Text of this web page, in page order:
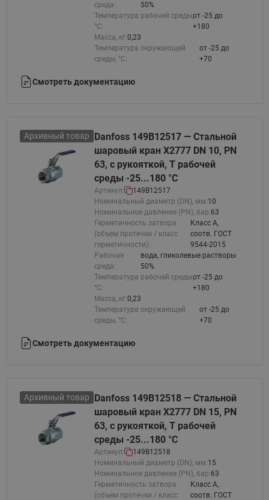
среда:
50%
Температура рабочей среды,
°С:
от -25 до
+180
Масса, кг:0,23
Температура окружающей
среды, °С:
от -25 до
+70
Смотреть документацию
Архивный товар
Danfoss 149B12517 — Стальной
шаровый кран X2777 DN 10, PN
63, с рукояткой, T рабочей
среды -25...180 °С
Артикул:
149B12517
Номинальный диаметр (DN), мм:10
Номинальное давление (PN), бар:63
Герметичность затвора
(объем протечки / класс
герметичности):
Класс A,
соотв. ГОСТ
9544-2015
Рабочая
среда:
вода, гликолевые растворы
50%
Температура рабочей среды,
°С:
от -25 до
+180
Масса, кг:0,23
Температура окружающей
среды, °С:
от -25 до
+70
Смотреть документацию
Архивный товар
Danfoss 149B12518 — Стальной
шаровый кран X2777 DN 15, PN
63, с рукояткой, T рабочей
среды -25...180 °С
Артикул:
149B12518
Номинальный диаметр (DN), мм:15
Номинальное давление (PN), бар:63
Герметичность затвора
(объем протечки / класс
Класс A,
соотв. ГОСТ